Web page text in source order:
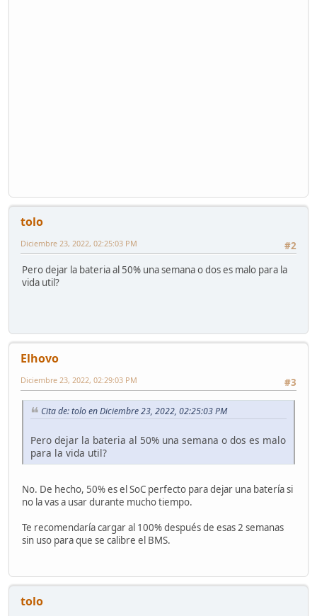
tolo
#2
Diciembre 23, 2022, 02:25:03 PM
Pero dejar la bateria al 50% una semana o dos es malo para la
vida util?
Elhovo
#3
Diciembre 23, 2022, 02:29:03 PM
Cita de: tolo en Diciembre 23, 2022, 02:25:03 PM
Pero dejar la bateria al 50% una semana o dos es malo
para la vida util?
No. De hecho, 50% es el SoC perfecto para dejar una batería si
no la vas a usar durante mucho tiempo.
Te recomendaría cargar al 100% después de esas 2 semanas
sin uso para que se calibre el BMS.
tolo